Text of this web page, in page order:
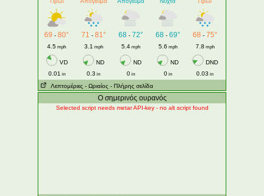
69 - 80° 71 - 81° 68- 72° 68- 69° 68 - 75°
4.5 mph 3.1 mph 5.4mph 5.6 mph 7.8 mph
VD ND ND ND
DND
0.01 in 0.3 in 0in 0in 0.03 in
Λεπτομέριες - Ωριαίος - Πλήρης σελίδα
Ο σημερινός ουρανός
Selected script needs metar API-key - no alt script found